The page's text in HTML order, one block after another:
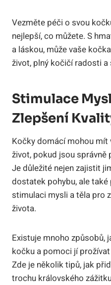
Vezměte péči o svou
nejlepší, co můžete. S
a láskou, může vaše
život, plný kočičí radosti a
Stimulace
Zlepšení
Kočky domácí mohou
život, pokud jsou správně
Je důležité nejen zajistit
dostatek pohybu, ale
stimulaci mysli a těla pro
života.
Existuje mnoho způsobů,
kočku a pomoci jí
Zde je několik tipů, jak
trochu královského